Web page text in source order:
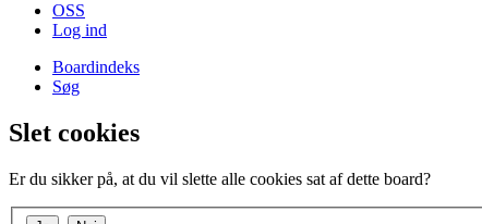
OSS
Log ind
Boardindeks
Søg
Slet cookies
Er du sikker på, at du vil slette alle cookies sat af dette board?